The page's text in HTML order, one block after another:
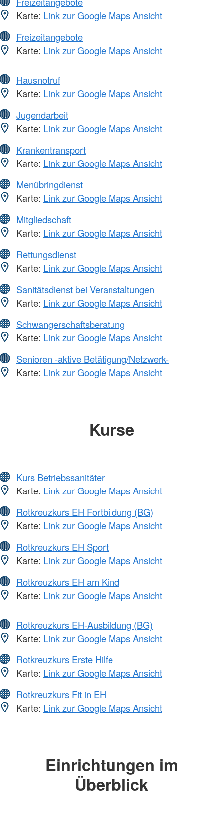
Karte: Link zur Google Maps Ansicht
Freizeitangebote
Karte: Link zur Google Maps Ansicht
Hausnotruf
Karte: Link zur Google Maps Ansicht
Jugendarbeit
Karte: Link zur Google Maps Ansicht
Krankentransport
Karte: Link zur Google Maps Ansicht
Menübringdienst
Karte: Link zur Google Maps Ansicht
Mitgliedschaft
Karte: Link zur Google Maps Ansicht
Rettungsdienst
Karte: Link zur Google Maps Ansicht
Sanitätsdienst bei Veranstaltungen
Karte: Link zur Google Maps Ansicht
Schwangerschaftsberatung
Karte: Link zur Google Maps Ansicht
Senioren -aktive Betätigung/Netzwerk-
Karte: Link zur Google Maps Ansicht
Kurse
Kurs Betriebssanitäter
Karte: Link zur Google Maps Ansicht
Rotkreuzkurs EH Fortbildung (BG)
Karte: Link zur Google Maps Ansicht
Rotkreuzkurs EH Sport
Karte: Link zur Google Maps Ansicht
Rotkreuzkurs EH am Kind
Karte: Link zur Google Maps Ansicht
Rotkreuzkurs EH-Ausbildung (BG)
Karte: Link zur Google Maps Ansicht
Rotkreuzkurs Erste Hilfe
Karte: Link zur Google Maps Ansicht
Rotkreuzkurs Fit in EH
Karte: Link zur Google Maps Ansicht
Einrichtungen im
Überblick